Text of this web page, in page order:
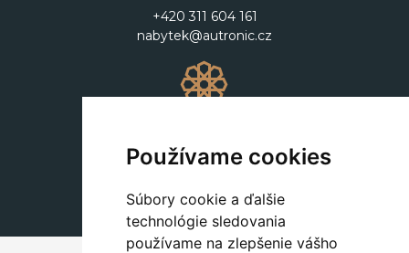
Používame cookies
Súbory cookie a ďalšie
technológie sledovania
používame na zlepšenie vášho
+420 311 604 161
nabytek@autronic.cz
+420 311 604 182
dekorace@autronic.cz